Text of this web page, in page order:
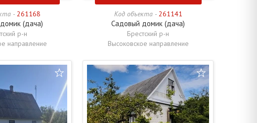
- 261168
(дача)
р-н
направление
Код объекта - 261141
Садовый домик (дача)
Брестский р-н
Высоковское направление